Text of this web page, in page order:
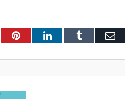
PinterestLinkedInTumblr